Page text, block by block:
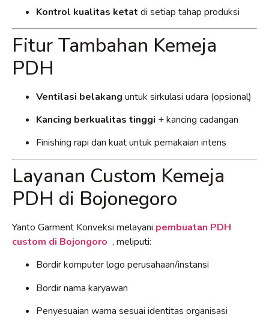
Kontrol kualitas ketat di setiap tahap produksi
Fitur Tambahan Kemeja
PDH
Ventilasi belakang untuk sirkulasi udara (opsional)
Kancing berkualitas tinggi + kancing cadangan
Finishing rapi dan kuat untuk pemakaian intens
Layanan Custom Kemeja
PDH di Bojonegoro
Yanto Garment Konveksi melayani pembuatan PDH
custom di Bojongoro , meliputi:
Bordir komputer logo perusahaan/instansi
Bordir nama karyawan
Penyesuaian warna sesuai identitas organisasi